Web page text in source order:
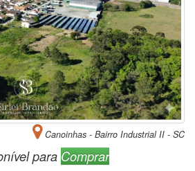
Canoinhas - Bairro Industrial II - SC
para Comprar